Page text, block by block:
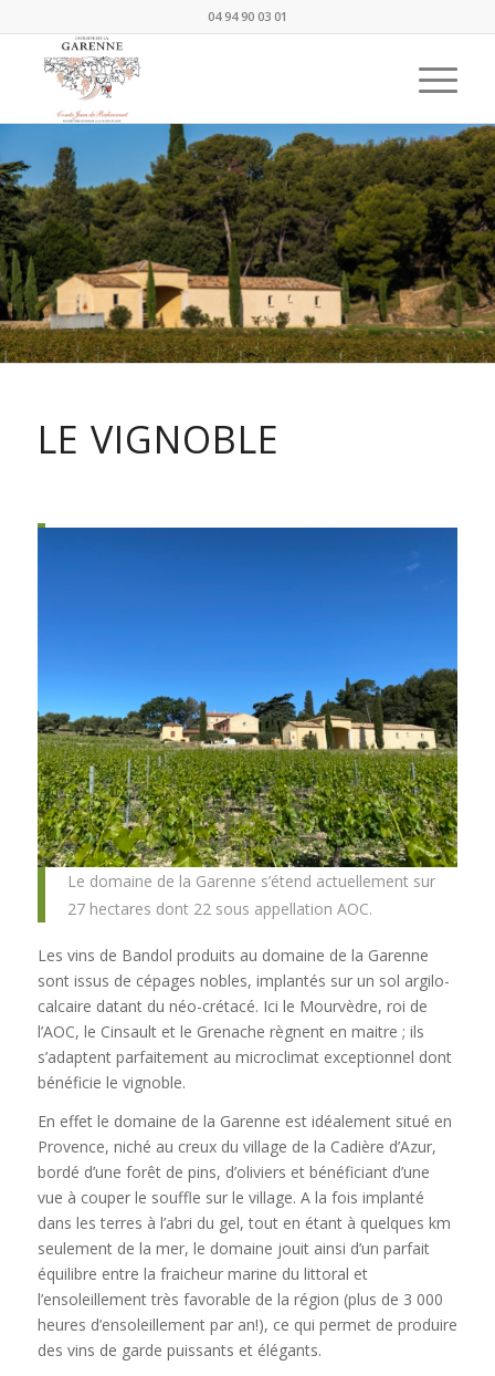
04 94 90 03 01
LE VIGNOBLE
Le domaine de la Garenne s’étend actuellement sur
27 hectares dont 22 sous appellation AOC.
Les vins de Bandol produits au domaine de la Garenne
sont issus de cépages nobles, implantés sur un sol argilo-
calcaire datant du néo-crétacé. Ici le Mourvèdre, roi de
l’AOC, le Cinsault et le Grenache règnent en maitre ; ils
s’adaptent parfaitement au microclimat exceptionnel dont
bénéficie le vignoble.
En effet le domaine de la Garenne est idéalement situé en
Provence, niché au creux du village de la Cadière d’Azur,
bordé d’une forêt de pins, d’oliviers et bénéficiant d’une
vue à couper le souffle sur le village. A la fois implanté
dans les terres à l’abri du gel, tout en étant à quelques km
seulement de la mer, le domaine jouit ainsi d’un parfait
équilibre entre la fraicheur marine du littoral et
l’ensoleillement très favorable de la région (plus de 3 000
heures d’ensoleillement par an!), ce qui permet de produire
des vins de garde puissants et élégants.